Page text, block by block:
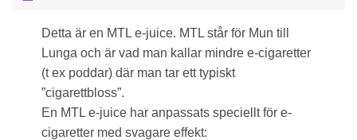
Detta är en MTL e-juice. MTL står för Mun till
Lunga och är vad man kallar mindre e-cigaretter
(t ex poddar) där man tar ett typiskt
”cigarettbloss”.
En MTL e-juice har anpassats speciellt för e-
cigaretter med svagare effekt: